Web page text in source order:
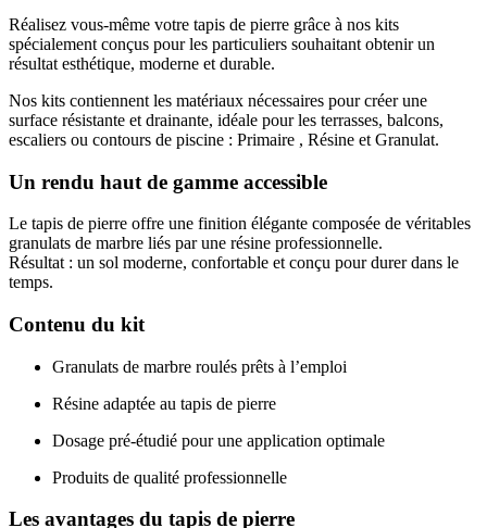
Réalisez vous-même votre tapis de pierre grâce à nos kits
spécialement conçus pour les particuliers souhaitant obtenir un
résultat esthétique, moderne et durable.
Nos kits contiennent les matériaux nécessaires pour créer une
surface résistante et drainante, idéale pour les terrasses, balcons,
escaliers ou contours de piscine : Primaire , Résine et Granulat.
Un rendu haut de gamme accessible
Le tapis de pierre offre une finition élégante composée de véritables
granulats de marbre liés par une résine professionnelle.
Résultat : un sol moderne, confortable et conçu pour durer dans le
temps.
Contenu du kit
Granulats de marbre roulés prêts à l’emploi
Résine adaptée au tapis de pierre
Dosage pré-étudié pour une application optimale
Produits de qualité professionnelle
Les avantages du tapis de pierre